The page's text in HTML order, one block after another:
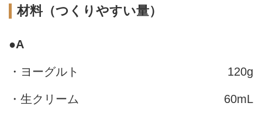
材料（つくりやすい量）
●A
・ヨーグルト 120g
・生クリーム 60mL